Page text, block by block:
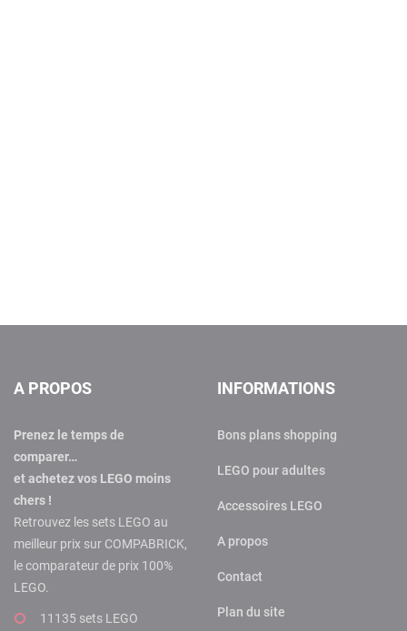
A PROPOS
Prenez le temps de
comparer…
et achetez vos LEGO moins
chers !
Retrouvez les sets LEGO au
meilleur prix sur COMPABRICK,
le comparateur de prix 100%
LEGO.
11135 sets LEGO
INFORMATIONS
Bons plans shopping
LEGO pour adultes
Accessoires LEGO
A propos
Contact
Plan du site